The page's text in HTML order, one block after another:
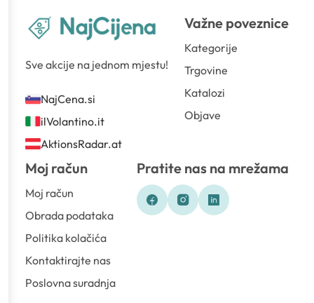
Sve akcije na jednom mjestu!
NajCena.si
ilVolantino.it
AktionsRadar.at
Važne poveznice
Kategorije
Trgovine
Katalozi
Objave
Moj račun
Moj račun
Obrada podataka
Politika kolačića
Kontaktirajte nas
Poslovna suradnja
Pratite nas na mrežama